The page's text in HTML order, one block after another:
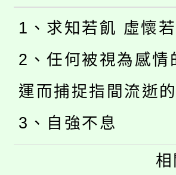
1、求知若飢 虛懷
2、任何被視為感
運而捕捉指間流逝
3、自強不息